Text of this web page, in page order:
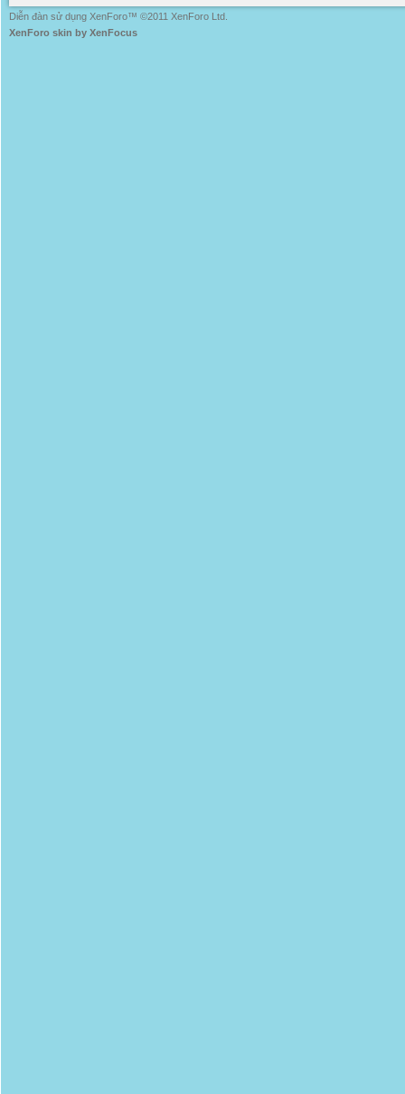
Diễn đàn sử dụng XenForo™ ©2011 XenForo Ltd.
XenForo skin by XenFocus